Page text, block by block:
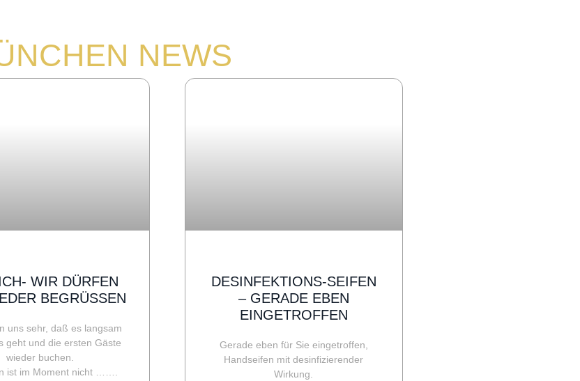
NEWS
WIR DÜRFEN
BEGRÜSSEN
uns sehr, daß es langsam
geht und die ersten Gäste
wieder buchen.
ist im Moment nicht …….
DESINFEKTIONS-SEIFEN
– GERADE EBEN
EINGETROFFEN
Gerade eben für Sie eingetroffen,
Handseifen mit desinfizierender
Wirkung.